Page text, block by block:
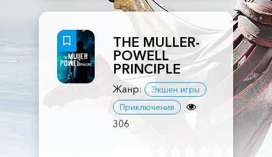
THE MULLER-
POWELL
PRINCIPLE
Жанр:
Экшен игры
Приключения
306